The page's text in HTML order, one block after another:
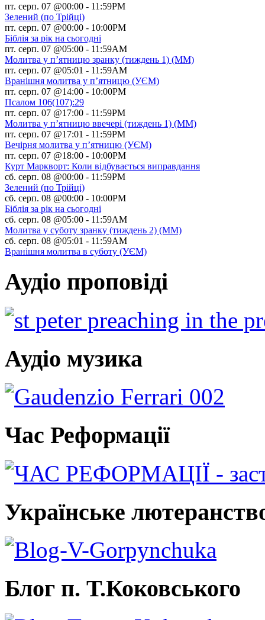
пт. серп. 07 @00:00 - 11:59PM
Зелений (по Трійці)
пт. серп. 07 @00:00 - 10:00PM
Біблія за рік на сьогодні
пт. серп. 07 @05:00 - 11:59AM
Молитва у п’ятницю зранку (тиждень 1) (ММ)
пт. серп. 07 @05:01 - 11:59AM
Вранішня молитва у п’ятницю (УЄМ)
пт. серп. 07 @14:00 - 10:00PM
Псалом 106(107):29
пт. серп. 07 @17:00 - 11:59PM
Молитва у п’ятницю ввечері (тиждень 1) (ММ)
пт. серп. 07 @17:01 - 11:59PM
Вечірня молитва у п’ятницю (УЄМ)
пт. серп. 07 @18:00 - 10:00PM
Курт Маркворт: Коли відбувається виправдання
сб. серп. 08 @00:00 - 11:59PM
Зелений (по Трійці)
сб. серп. 08 @00:00 - 10:00PM
Біблія за рік на сьогодні
сб. серп. 08 @05:00 - 11:59AM
Молитва у суботу зранку (тиждень 2) (ММ)
сб. серп. 08 @05:01 - 11:59AM
Вранішня молитва в суботу (УЄМ)
Аудіо проповіді
Аудіо музика
Час Реформації
Українське
Блог п. Т.Коковського